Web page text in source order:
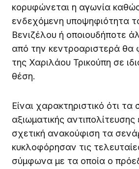
κορυφώνεται η αγωνία
ενδεχόμενη υποψηφιότητα
Βενιζέλου ή οποιουδήποτε
από την κεντροαριστερά θα
της Χαριλάου Τρικούπη σε
θέση.
Είναι χαρακτηριστικό ότι τα
αξιωματικής αντιπολίτευσης
σχετική ανακούφιση τα
κυκλοφόρησαν τις
σύμφωνα με τα οποία ο